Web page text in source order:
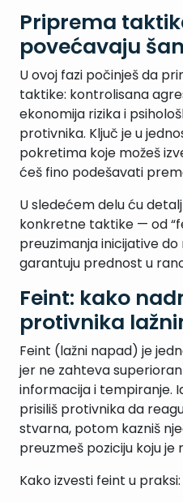
Priprema
povećavaju
U ovoj fazi počinješ da
taktike: kontrolisana
ekonomija rizika i
protivnika. Ključ je u
pokretima koje možeš
ćeš fino podešavati
U sledećem delu ću
konkretne taktike — od
preuzimanja inicijative
garantuju prednost u
Feint: kako
protivnika
Feint (lažni napad) je
jer ne zahteva
informacija i tempiranje.
prisiliš protivnika da
stvarna, potom kazniš
preuzmeš poziciju koju je
Kako izvesti feint u praksi: